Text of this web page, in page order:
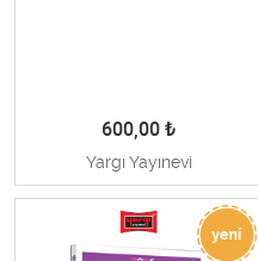
600,00 ₺
Yargı Yayınevi